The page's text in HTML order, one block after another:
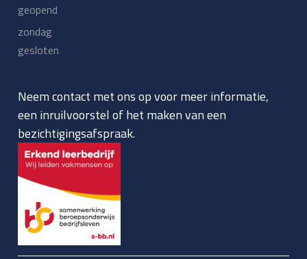
geopend
zondag
gesloten
Neem contact met ons op voor meer informatie,
een inruilvoorstel of het maken van een
bezichtigingsafspraak.